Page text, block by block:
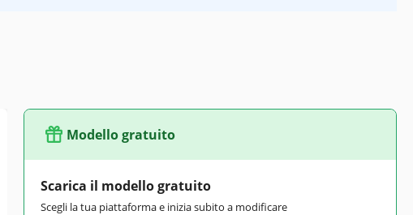
Modello gratuito
Scarica il modello gratuito
Scegli la tua piattaforma e inizia subito a modificare